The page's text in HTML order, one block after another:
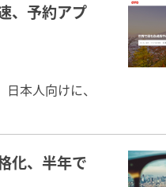
、予約アプ
本人向けに、
化、半年で